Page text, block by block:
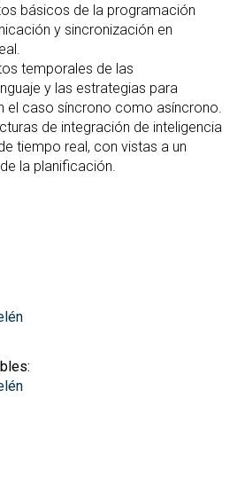
básicos de la programación
y sincronización en
temporales de las
y las estrategias para
el caso síncrono como asíncrono.
de integración de inteligencia
tiempo real, con vistas a un
la planificación.